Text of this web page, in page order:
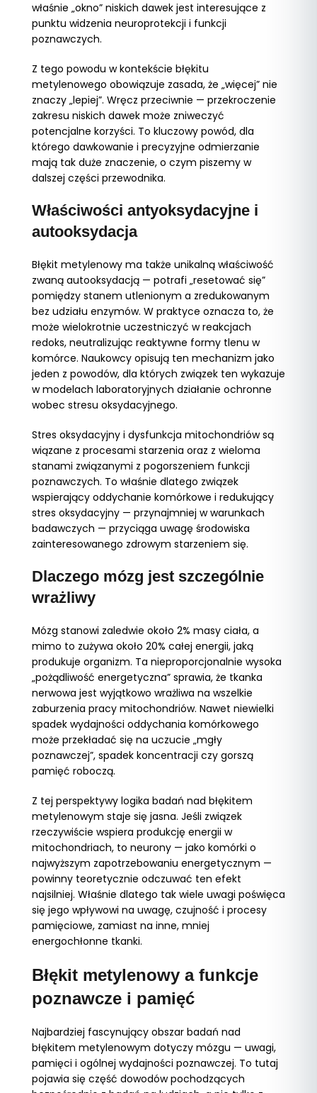
właśnie „okno” niskich dawek jest interesujące z
punktu widzenia neuroprotekcji i funkcji
poznawczych.
Z tego powodu w kontekście błękitu
metylenowego obowiązuje zasada, że „więcej” nie
znaczy „lepiej”. Wręcz przeciwnie — przekroczenie
zakresu niskich dawek może zniweczyć
potencjalne korzyści. To kluczowy powód, dla
którego dawkowanie i precyzyjne odmierzanie
mają tak duże znaczenie, o czym piszemy w
dalszej części przewodnika.
Właściwości antyoksydacyjne i
autooksydacja
Błękit metylenowy ma także unikalną właściwość
zwaną autooksydacją — potrafi „resetować się”
pomiędzy stanem utlenionym a zredukowanym
bez udziału enzymów. W praktyce oznacza to, że
może wielokrotnie uczestniczyć w reakcjach
redoks, neutralizując reaktywne formy tlenu w
komórce. Naukowcy opisują ten mechanizm jako
jeden z powodów, dla których związek ten wykazuje
w modelach laboratoryjnych działanie ochronne
wobec stresu oksydacyjnego.
Stres oksydacyjny i dysfunkcja mitochondriów są
wiązane z procesami starzenia oraz z wieloma
stanami związanymi z pogorszeniem funkcji
poznawczych. To właśnie dlatego związek
wspierający oddychanie komórkowe i redukujący
stres oksydacyjny — przynajmniej w warunkach
badawczych — przyciąga uwagę środowiska
zainteresowanego zdrowym starzeniem się.
Dlaczego mózg jest szczególnie
wrażliwy
Mózg stanowi zaledwie około 2% masy ciała, a
mimo to zużywa około 20% całej energii, jaką
produkuje organizm. Ta nieproporcjonalnie wysoka
„pożądliwość energetyczna” sprawia, że tkanka
nerwowa jest wyjątkowo wrażliwa na wszelkie
zaburzenia pracy mitochondriów. Nawet niewielki
spadek wydajności oddychania komórkowego
może przekładać się na uczucie „mgły
poznawczej”, spadek koncentracji czy gorszą
pamięć roboczą.
Z tej perspektywy logika badań nad błękitem
metylenowym staje się jasna. Jeśli związek
rzeczywiście wspiera produkcję energii w
mitochondriach, to neurony — jako komórki o
najwyższym zapotrzebowaniu energetycznym —
powinny teoretycznie odczuwać ten efekt
najsilniej. Właśnie dlatego tak wiele uwagi poświęca
się jego wpływowi na uwagę, czujność i procesy
pamięciowe, zamiast na inne, mniej
energochłonne tkanki.
Błękit metylenowy a funkcje
poznawcze i pamięć
Najbardziej fascynujący obszar badań nad
błękitem metylenowym dotyczy mózgu — uwagi,
pamięci i ogólnej wydajności poznawczej. To tutaj
pojawia się część dowodów pochodzących